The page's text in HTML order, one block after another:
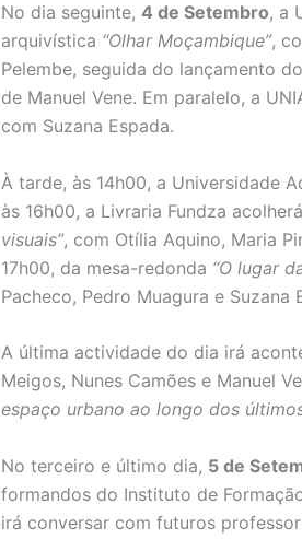
No dia seguinte, 4 de Setembro, a
arquivística “Olhar Moçambique”,
Pelembe, seguida do lançamento
de Manuel Vene. Em paralelo, a
com Suzana Espada.
À tarde, às 14h00, a Universidade
às 16h00, a Livraria Fundza
visuais”, com Otília Aquino, Maria
17h00, da mesa-redonda “O lugar
Pacheco, Pedro Muagura e Suzana
A última actividade do dia irá
Meigos, Nunes Camões e Manuel
espaço urbano ao longo dos
No terceiro e último dia, 5 de
formandos do Instituto de
irá conversar com futuros